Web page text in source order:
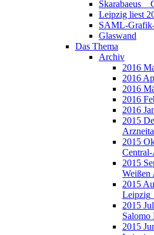
Skarabaeus
Leipzig liest
SAML-
Glaswand
Das Thema
Archiv
2016
2016
2016
2016
2016
2015
2015
Central-
2015
Weißen
2015
2015
Salomo
2015